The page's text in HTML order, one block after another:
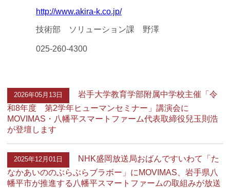
http://www.akira-k.co.jp/
技術部 ソリューション課 野澤
025-260-4300
2026年05月13日
岩手大学教育学部附属中学校主催「令
和8年度 第2学年ヒューマンセミナー」講演会に
MOVIMAS・八幡平スマートファーム代表取締役兒玉則浩
が登壇します
2025年12月01日
NHK盛岡放送局おばんですいわて「た
なかあいののぶらぶらブラボー」にMOVIMAS、岩手県八
幡平市が推進する八幡平スマートファームの取組みが放送